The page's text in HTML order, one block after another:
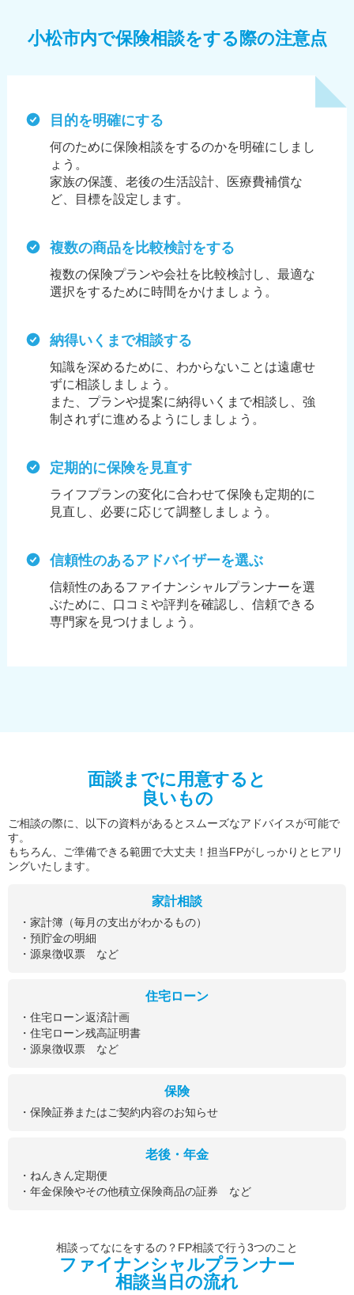
小松市内で保険相談をする際の注意点
目的を明確にする
何のために保険相談をするのかを明確にしまし
ょう。
家族の保護、老後の生活設計、医療費補償な
ど、目標を設定します。
複数の商品を比較検討をする
複数の保険プランや会社を比較検討し、最適な
選択をするために時間をかけましょう。
納得いくまで相談する
知識を深めるために、わからないことは遠慮せ
ずに相談しましょう。
また、プランや提案に納得いくまで相談し、強
制されずに進めるようにしましょう。
定期的に保険を見直す
ライフプランの変化に合わせて保険も定期的に
見直し、必要に応じて調整しましょう。
信頼性のあるアドバイザーを選ぶ
信頼性のあるファイナンシャルプランナーを選
ぶために、 口コミや評判を確認し、信頼できる
専門家を見つけましょう。
面談までに用意すると
良いもの
ご相談の際に、以下の資料があるとスムーズなアドバイスが可能で
す。
もちろん、ご準備できる範囲で大丈夫！担当FPがしっかりとヒアリ
ングいたします。
家計相談
・家計簿（毎月の支出がわかるもの）
・預貯金の明細
・源泉徴収票 など
住宅ローン
・住宅ローン返済計画
・住宅ローン残高証明書
・源泉徴収票 など
保険
・保険証券またはご契約内容のお知らせ
老後・年金
・ねんきん定期便
・年金保険やその他積立保険商品の証券 など
相談ってなにをするの？FP相談で行う3つのこと
ファイナンシャルプランナー
相談当日の流れ